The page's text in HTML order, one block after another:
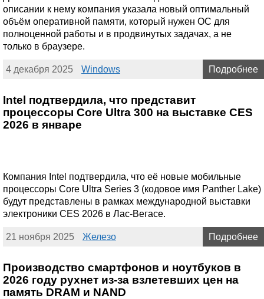
описании к нему компания указала новый оптимальный
объём оперативной памяти, который нужен ОС для
полноценной работы и в продвинутых задачах, а не
только в браузере.
4 декабря 2025 Windows Подробнее
Intel подтвердила, что представит
процессоры Core Ultra 300 на выставке CES
2026 в январе
Компания Intel подтвердила, что её новые мобильные
процессоры Core Ultra Series 3 (кодовое имя Panther Lake)
будут представлены в рамках международной выставки
электроники CES 2026 в Лас-Вегасе.
21 ноября 2025 Железо Подробнее
Производство смартфонов и ноутбуков в
2026 году рухнет из-за взлетевших цен на
память DRAM и NAND